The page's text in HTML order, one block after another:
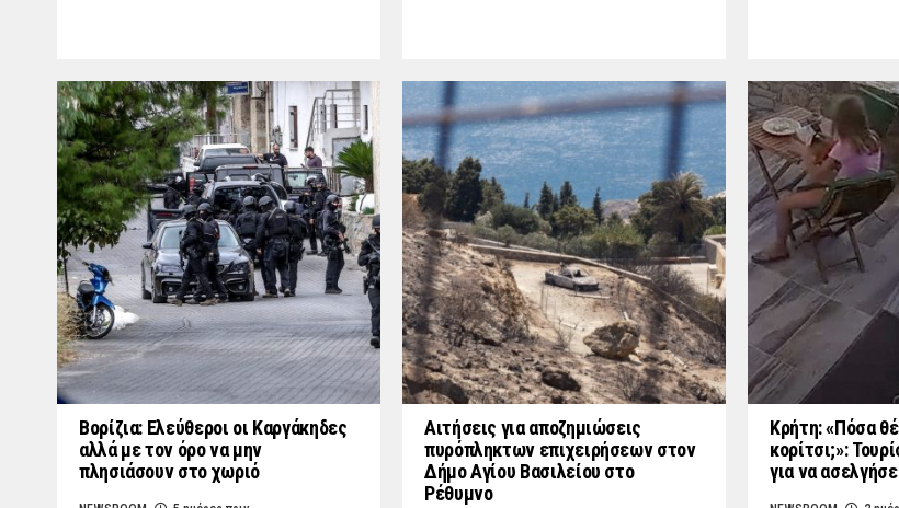
Βορίζια: Ελεύθεροι οι Καργάκηδες
αλλά με τον όρο να μην
πλησιάσουν στο χωριό
Αιτήσεις για αποζημιώσεις
πυρόπληκτων επιχειρήσεων στον
Δήμο Αγίου Βασιλείου στο
Ρέθυμνο
Κρήτη: «Πόσα
κορίτσι;»:
για να